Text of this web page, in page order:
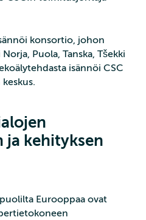
konsortio, johon
Puola, Tanska, Tšekki
isännöi CSC
ja kehityksen
Eurooppaa ovat